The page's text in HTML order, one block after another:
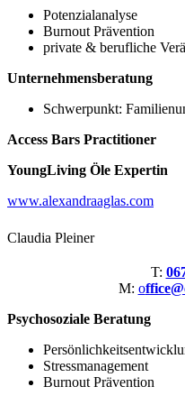
Potenzialanalyse
Burnout Prävention
private & berufliche
Unternehmensberatung
Schwerpunkt:
Access Bars Practitioner
YoungLiving Öle Expertin
www.alexandraaglas.com
Claudia Pleiner
T:
M: o
Psychosoziale Beratung
Stressmanagement
Burnout Prävention